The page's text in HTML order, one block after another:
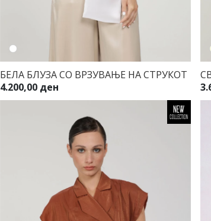
БЕЛА БЛУЗА СО ВРЗУВАЊЕ НА СТРУКОТ
4.200,00 ден